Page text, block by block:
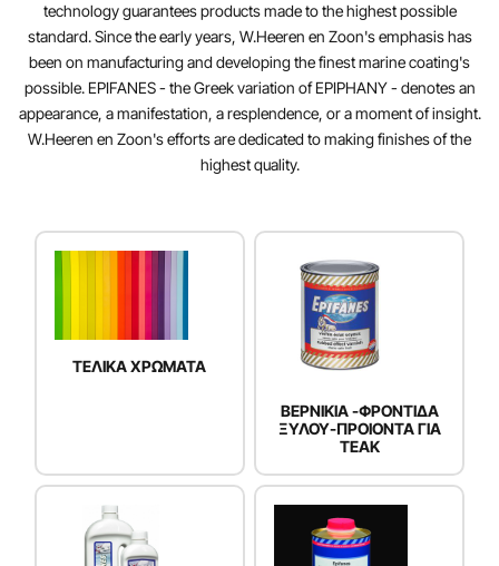
technology guarantees products made to the highest possible
standard. Since the early years, W.Heeren en Zoon's emphasis has
been on manufacturing and developing the finest marine coating's
possible. EPIFANES - the Greek variation of EPIPHANY - denotes an
appearance, a manifestation, a resplendence, or a moment of insight.
W.Heeren en Zoon's efforts are dedicated to making finishes of the
highest quality.
TEΛΙΚΑ ΧΡΩΜΑΤΑ
ΒΕΡΝΙΚΙΑ -ΦΡΟΝΤΙΔΑ
ΞΥΛΟΥ-ΠΡΟΙΟΝΤΑ ΓΙΑ
TEAK